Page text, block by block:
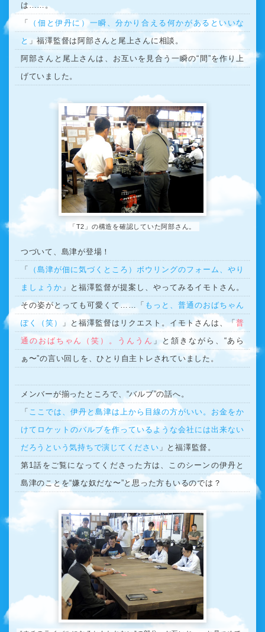
は……。
「
（佃と伊丹に）一瞬、分かり合える何かがあるといいな
と 」福澤監督は阿部さんと尾上さんに相談。
阿部さんと尾上さんは、お互いを見合う一瞬の“間”を作り上
げていました。
「T2」の構造を確認していた阿部さん。
つづいて、島津が登場！
「
（島津が佃に気づくところ）ボウリングのフォーム、やり
ましょうか 」と福澤監督が提案し、やってみるイモトさん。
その姿がとっても可愛くて……「 もっと、普通のおばちゃん
ぽく（笑）
」と福澤監督はリクエスト。イモトさんは、「普
通のおばちゃん（笑）。うんうん 」と頷きながら、“あら
ぁ〜”の言い回しを、ひとり自主トレされていました。
メンバーが揃ったところで、“バルブ”の話へ。
「 ここでは、伊丹と島津は上から目線の方がいい。お金をか
けてロケットのバルブを作っているような会社には出来ない
だろうという気持ちで演じてください 」と福澤監督。
第1話をご覧になってくださった方は、このシーンの伊丹と
島津のことを“嫌な奴だな〜”と思った方もいるのでは？